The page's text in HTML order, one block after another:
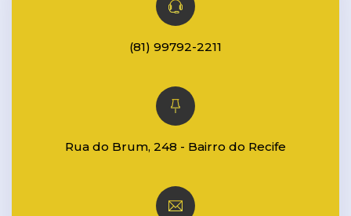
(81) 99792-2211
Rua do Brum, 248 - Bairro do Recife